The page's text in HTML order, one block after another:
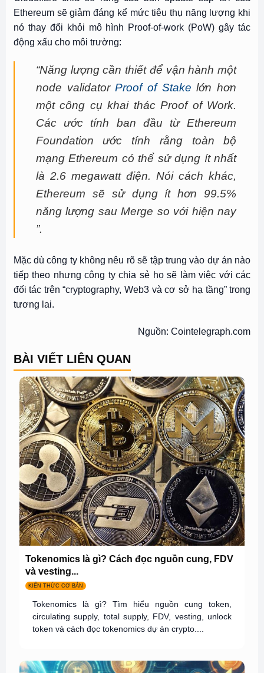
Ethereum sẽ giảm đáng kể mức tiêu thụ năng lượng khi
nó thay đổi khỏi mô hình Proof-of-work (PoW) gây tác
động xấu cho môi trường:
“Năng lượng cần thiết để vận hành một
node validatorProof of Stake lớn hơn
một công cụ khai thác Proof of Work.
Các ước tính ban đầu từ Ethereum
Foundation ước tính rằng toàn bộ
mạng Ethereum có thể sử dụng ít nhất
là 2.6 megawatt điện. Nói cách khác,
Ethereum sẽ sử dụng ít hơn 99.5%
năng lượng sau Merge so với hiện nay
”.
Mặc dù công ty không nêu rõ sẽ tập trung vào dự án nào
tiếp theo nhưng công ty chia sẻ họ sẽ làm việc với các
đối tác trên “cryptography, Web3 và cơ sở hạ tầng” trong
tương lai.
Nguồn: Cointelegraph.com
BÀI VIẾT LIÊN QUAN
Tokenomics là gì? Cách đọc nguồn cung, FDV
và vesting...
KIẾN THỨC CƠ BẢN
Tokenomics là gì? Tìm hiểu nguồn cung token,
circulating supply, total supply, FDV, vesting, unlock
token và cách đọc tokenomics dự án crypto....